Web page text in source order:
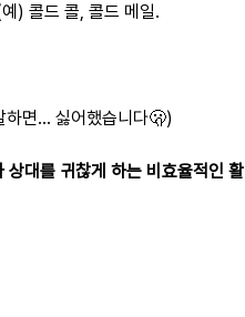
) 콜드 콜, 콜드 메일.
하면… 싫어했습니다🫢)
상대를 귀찮게 하는 비효율적인 활